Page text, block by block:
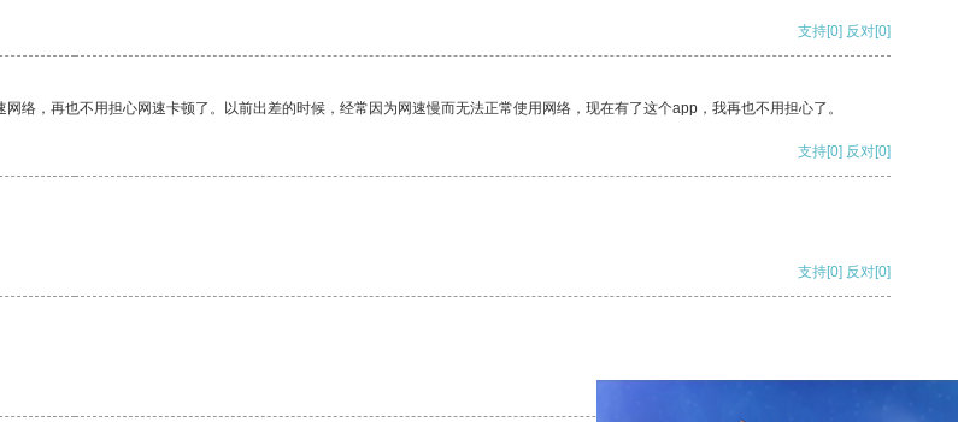
支持[0] 反对[0]
络，再也不用担心网速卡顿了。以前出差的时候，经常因为网速慢而无法正常使用网络，现在有了这个app，我再也不用担心了。
支持[0] 反对[0]
支持[0] 反对[0]